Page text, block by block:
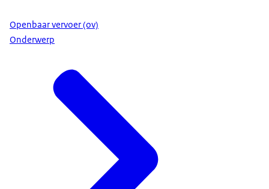
Openbaar vervoer (ov)
Onderwerp